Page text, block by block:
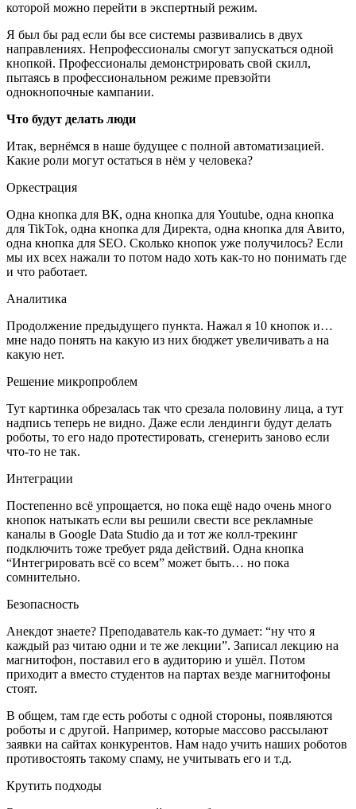
которой можно перейти в экспертный режим.
Я был бы рад если бы все системы развивались в двух
направлениях. Непрофессионалы смогут запускаться одной
кнопкой. Профессионалы демонстрировать свой скилл,
пытаясь в профессиональном режиме превзойти
однокнопочные кампании.
Что будут делать люди
Итак, вернёмся в наше будущее с полной автоматизацией.
Какие роли могут остаться в нём у человека?
Оркестрация
Одна кнопка для ВК, одна кнопка для Youtube, одна кнопка
для TikTok, одна кнопка для Директа, одна кнопка для Авито,
одна кнопка для SEO. Сколько кнопок уже получилось? Если
мы их всех нажали то потом надо хоть как-то но понимать где
и что работает.
Аналитика
Продолжение предыдущего пункта. Нажал я 10 кнопок и…
мне надо понять на какую из них бюджет увеличивать а на
какую нет.
Решение микропроблем
Тут картинка обрезалась так что срезала половину лица, а тут
надпись теперь не видно. Даже если лендинги будут делать
роботы, то его надо протестировать, сгенерить заново если
что-то не так.
Интеграции
Постепенно всё упрощается, но пока ещё надо очень много
кнопок натыкать если вы решили свести все рекламные
каналы в Google Data Studio да и тот же колл-трекинг
подключить тоже требует ряда действий. Одна кнопка
“Интегрировать всё со всем” может быть… но пока
сомнительно.
Безопасность
Анекдот знаете? Преподаватель как-то думает: “ну что я
каждый раз читаю одни и те же лекции”. Записал лекцию на
магнитофон, поставил его в аудиторию и ушёл. Потом
приходит а вместо студентов на партах везде магнитофоны
стоят.
В общем, там где есть роботы с одной стороны, появляются
роботы и с другой. Например, которые массово рассылают
заявки на сайтах конкурентов. Нам надо учить наших роботов
противостоять такому спаму, не учитывать его и т.д.
Крутить подходы